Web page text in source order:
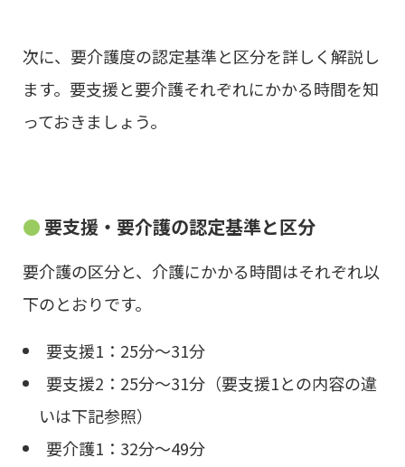
次に、要介護度の認定基準と区分を詳しく解説し
ます。要支援と要介護それぞれにかかる時間を知
っておきましょう。
要支援・要介護の認定基準と区分
要介護の区分と、介護にかかる時間はそれぞれ以
下のとおりです。
要支援1：25分～31分
要支援2：25分～31分（要支援1との内容の違
いは下記参照）
要介護1：32分～49分